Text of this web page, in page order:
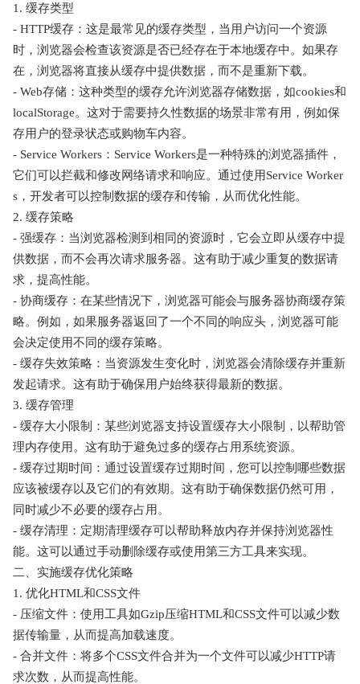
1. 缓存类型
- HTTP缓存：这是最常见的缓存类型，当用户访问一个资源
时，浏览器会检查该资源是否已经存在于本地缓存中。如果存
在，浏览器将直接从缓存中提供数据，而不是重新下载。
- Web存储：这种类型的缓存允许浏览器存储数据，如cookies和
localStorage。这对于需要持久性数据的场景非常有用，例如保
存用户的登录状态或购物车内容。
- Service Workers：Service Workers是一种特殊的浏览器插件，
它们可以拦截和修改网络请求和响应。通过使用Service Worker
s，开发者可以控制数据的缓存和传输，从而优化性能。
2. 缓存策略
- 强缓存：当浏览器检测到相同的资源时，它会立即从缓存中提
供数据，而不会再次请求服务器。这有助于减少重复的数据请
求，提高性能。
- 协商缓存：在某些情况下，浏览器可能会与服务器协商缓存策
略。例如，如果服务器返回了一个不同的响应头，浏览器可能
会决定使用不同的缓存策略。
- 缓存失效策略：当资源发生变化时，浏览器会清除缓存并重新
发起请求。这有助于确保用户始终获得最新的数据。
3. 缓存管理
- 缓存大小限制：某些浏览器支持设置缓存大小限制，以帮助管
理内存使用。这有助于避免过多的缓存占用系统资源。
- 缓存过期时间：通过设置缓存过期时间，您可以控制哪些数据
应该被缓存以及它们的有效期。这有助于确保数据仍然可用，
同时减少不必要的缓存占用。
- 缓存清理：定期清理缓存可以帮助释放内存并保持浏览器性
能。这可以通过手动删除缓存或使用第三方工具来实现。
二、实施缓存优化策略
1. 优化HTML和CSS文件
- 压缩文件：使用工具如Gzip压缩HTML和CSS文件可以减少数
据传输量，从而提高加载速度。
- 合并文件：将多个CSS文件合并为一个文件可以减少HTTP请
求次数，从而提高性能。